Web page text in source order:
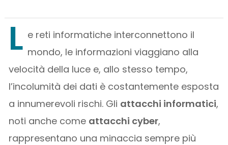
L e reti informatiche interconnettono il
mondo, le informazioni viaggiano alla
velocità della luce e, allo stesso tempo,
l’incolumità dei dati è costantemente esposta
a innumerevoli rischi. Gli attacchi informatici,
noti anche come attacchi cyber,
rappresentano una minaccia sempre più